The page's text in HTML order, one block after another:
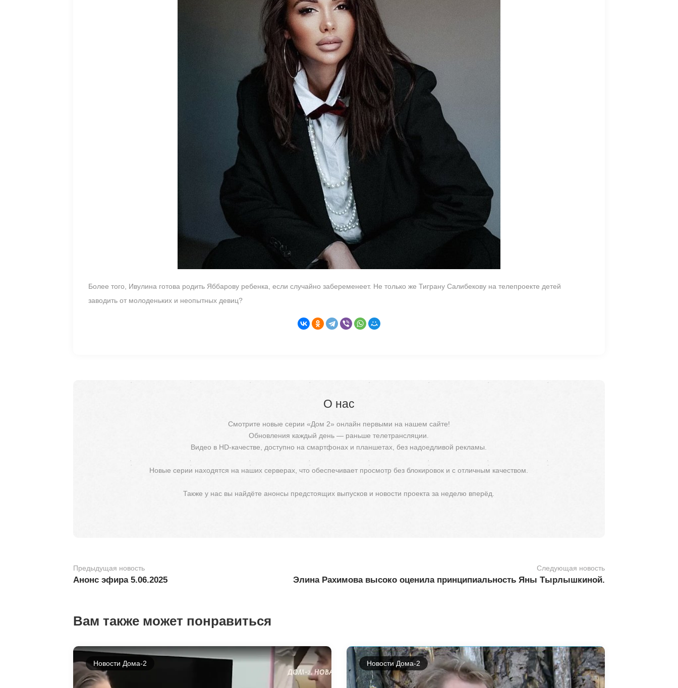
Более того, Ивулина готова родить Яббарову ребенка, если случайно забеременеет. Не только же Тиграну Салибекову на телепроекте детей
заводить от молоденьких и неопытных девиц?
О нас
Смотрите новые серии «Дом 2» онлайн первыми на нашем сайте!
Обновления каждый день — раньше телетрансляции.
Видео в HD-качестве, доступно на смартфонах и планшетах, без надоедливой рекламы.
Новые серии находятся на наших серверах, что обеспечивает просмотр без блокировок и с отличным качеством.
Также у нас вы найдёте анонсы предстоящих выпусков и новости проекта за неделю вперёд.
Предыдущая новость
Анонс эфира 5.06.2025
Следующая новость
Элина Рахимова высоко оценила принципиальность Яны Тырлышкиной.
Вам также может понравиться
Новости Дома-2 Новости Дома-2